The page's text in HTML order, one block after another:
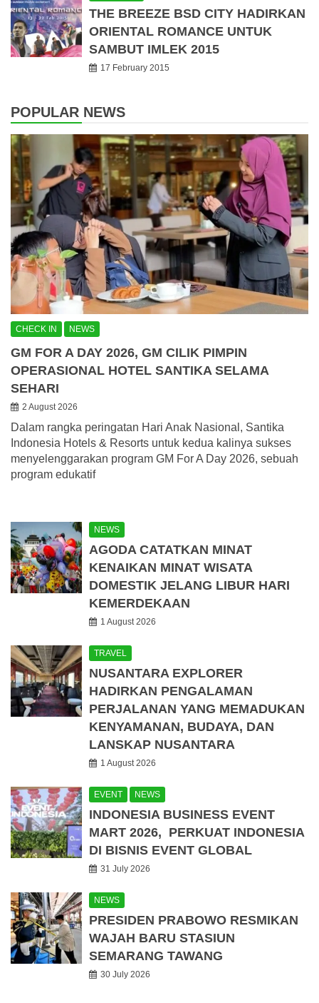
THE BREEZE BSD CITY HADIRKAN
ORIENTAL ROMANCE UNTUK
SAMBUT IMLEK 2015
17 February 2015
POPULAR NEWS
CHECK IN NEWS
GM FOR A DAY 2026, GM CILIK PIMPIN
OPERASIONAL HOTEL SANTIKA SELAMA
SEHARI
2 August 2026
Dalam rangka peringatan Hari Anak Nasional, Santika
Indonesia Hotels & Resorts untuk kedua kalinya sukses
menyelenggarakan program GM For A Day 2026, sebuah
program edukatif
NEWS
AGODA CATATKAN MINAT
KENAIKAN MINAT WISATA
DOMESTIK JELANG LIBUR HARI
KEMERDEKAAN
1 August 2026
TRAVEL
NUSANTARA EXPLORER
HADIRKAN PENGALAMAN
PERJALANAN YANG MEMADUKAN
KENYAMANAN, BUDAYA, DAN
LANSKAP NUSANTARA
1 August 2026
EVENT NEWS
INDONESIA BUSINESS EVENT
MART 2026, PERKUAT INDONESIA
DI BISNIS EVENT GLOBAL
31 July 2026
NEWS
PRESIDEN PRABOWO RESMIKAN
WAJAH BARU STASIUN
SEMARANG TAWANG
30 July 2026